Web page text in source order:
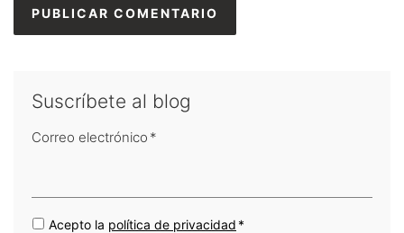
Suscríbete al blog
Correo electrónico *
Acepto la política de privacidad *